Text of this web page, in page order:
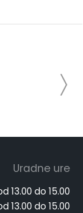
Uradne ure
13.00 do 15.00
13.00 do 15.00